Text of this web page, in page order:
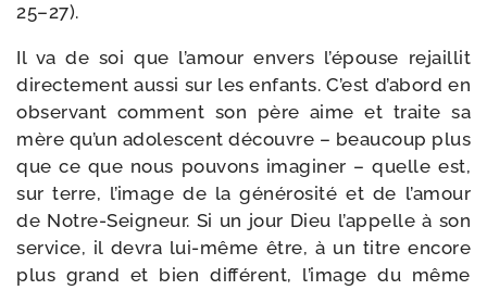
25–27).
Il va de soi que l’amour envers l’épouse rejaillit
direc­te­ment aus­si sur les enfants. C’est d’abord en
obser­vant com­ment son père aime et traite sa
mère qu’un ado­les­cent découvre – beau­coup plus
que ce que nous pou­vons ima­gi­ner – quelle est,
sur terre, l’image de la géné­ro­si­té et de l’amour
de Notre-​Seigneur. Si un jour Dieu l’appelle à son
ser­vice, il devra lui-​même être, à un titre encore
plus grand et bien dif­fé­rent, l’image du même